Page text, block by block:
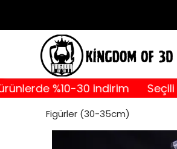
%10-30 indirim Seçili
Figürler (30-35cm)